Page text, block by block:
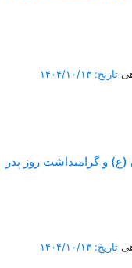
تاریخ: ۱۴۰۴/۱۰/۱۳
(ع) و گرامیداشت روز پدر
تاریخ: ۱۴۰۴/۱۰/۱۳